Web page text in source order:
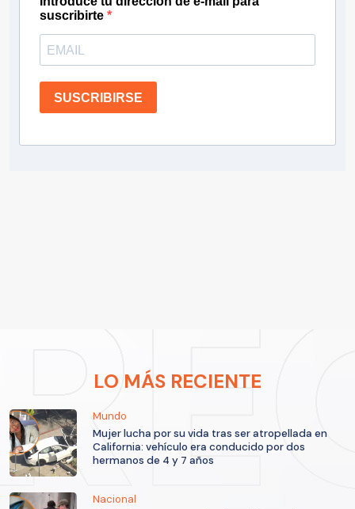
suscribirte
SUSCRIBIRSE
LO MÁS RECIENTE
Mundo
Mujer lucha por su vida tras ser atropellada en
California: vehículo era conducido por dos
hermanos de 4 y 7 años
Nacional